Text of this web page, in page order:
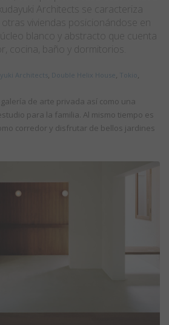
Architects se caracteriza
viviendas posicionándose en
blanco y abstracto que cuenta
cocina, baño y dormitorios.
Architects, Double Helix House, Tokio,
de arte privada así como una
para la familia. Al mismo tiempo es
corredor y disfrutar de bellos jardines